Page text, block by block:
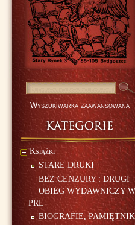
Wyszukiwarka zaawansowana
Książki
STARE DRUKI
BEZ CENZURY : DRUGI
OBIEG WYDAWNICZY W
PRL
BIOGRAFIE,